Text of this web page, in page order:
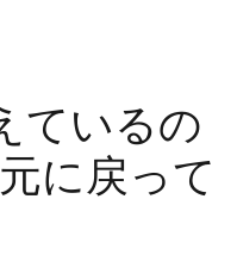
ているの
に戻って